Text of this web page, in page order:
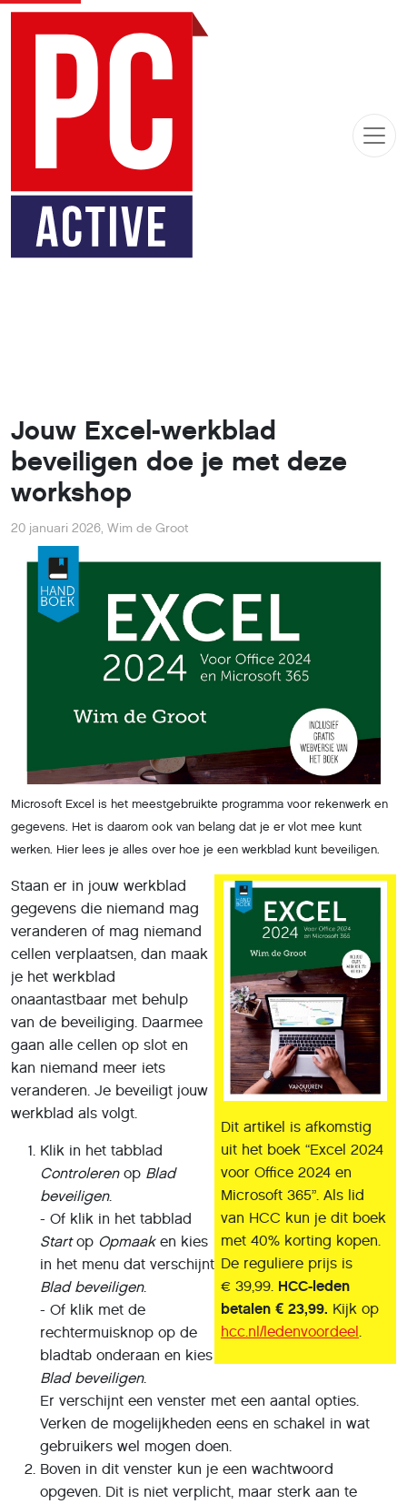
Jouw Excel-werkblad
beveiligen doe je met deze
workshop
20 januari 2026, Wim de Groot
Microsoft Excel is het meestgebruikte programma voor rekenwerk en
gegevens. Het is daarom ook van belang dat je er vlot mee kunt
werken. Hier lees je alles over hoe je een werkblad kunt beveiligen.
Dit artikel is afkomstig
uit het boek “Excel 2024
voor Office 2024 en
Microsoft 365”. Als lid
van HCC kun je dit boek
met 40% korting kopen.
De reguliere prijs is
€ 39,99. HCC-leden
betalen € 23,99. Kijk op
hcc.nl/ledenvoordeel
Staan er in jouw werkblad
gegevens die niemand mag
veranderen of mag niemand
cellen verplaatsen, dan maak
je het werkblad
onaantastbaar met behulp
van de beveiliging. Daarmee
gaan alle cellen op slot en
kan niemand meer iets
veranderen. Je beveiligt jouw
werkblad als volgt.
Klik in het tabblad
Controlerenop Blad
beveiligen.
- Of klik in het tabblad
Startop Opmaaken kies
in het menu dat verschijnt
Blad beveiligen.
- Of klik met de
rechtermuisknop op de
bladtab onderaan en kies
Blad beveiligen.
Er verschijnt een venster met een aantal opties.
Verken de mogelijkheden eens en schakel in wat
gebruikers wel mogen doen.
Boven in dit venster kun je een wachtwoord
opgeven. Dit is niet verplicht, maar sterk aan te